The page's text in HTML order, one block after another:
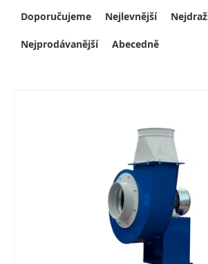
Výpis produktů
Řazení produktů
Doporučujeme Nejlevnější
Nejprodávanější Abecedně